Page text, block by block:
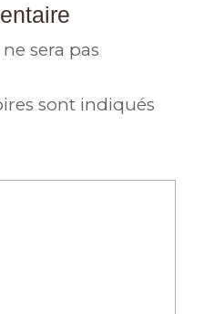
sera pas
sont indiqués